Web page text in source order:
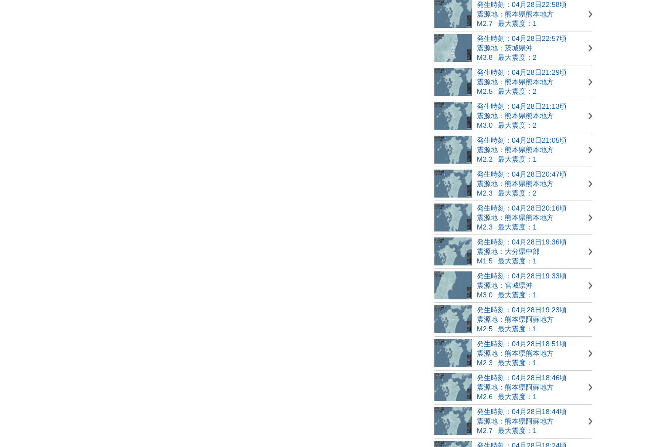
発生時刻：04月28日22:58頃
震源地：熊本県熊本地方
M2.7
最大震度：1
発生時刻：04月28日22:57頃
震源地：茨城県沖
M3.8
最大震度：2
発生時刻：04月28日21:29頃
震源地：熊本県熊本地方
M2.5
最大震度：2
発生時刻：04月28日21:13頃
震源地：熊本県熊本地方
M3.0
最大震度：2
発生時刻：04月28日21:05頃
震源地：熊本県熊本地方
M2.2
最大震度：1
発生時刻：04月28日20:47頃
震源地：熊本県熊本地方
M2.3
最大震度：2
発生時刻：04月28日20:16頃
震源地：熊本県熊本地方
M2.3
最大震度：1
発生時刻：04月28日19:36頃
震源地：大分県中部
M1.5
最大震度：1
発生時刻：04月28日19:33頃
震源地：宮城県沖
M3.0
最大震度：1
発生時刻：04月28日19:23頃
震源地：熊本県阿蘇地方
M2.5
最大震度：1
発生時刻：04月28日18:51頃
震源地：熊本県熊本地方
M2.3
最大震度：1
発生時刻：04月28日18:46頃
震源地：熊本県阿蘇地方
M2.6
最大震度：1
発生時刻：04月28日18:44頃
震源地：熊本県阿蘇地方
M2.7
最大震度：1
発生時刻：04月28日18:24頃